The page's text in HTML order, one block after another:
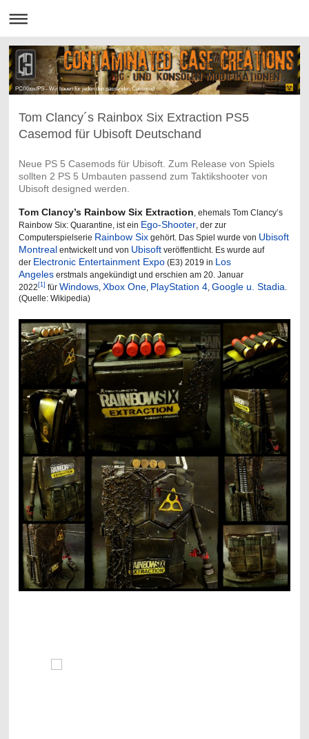
PC/Xbox/PS - Wir bauen für jeden den passenden Casemod
Tom Clancy´s Rainbox Six Extraction PS5
Casemod für Ubisoft Deutschand
Neue PS 5 Casemods für Ubisoft. Zum Release von Spiels
sollten 2 PS 5 Umbauten passend zum Taktikshooter von
Ubisoft designed werden.
Tom Clancy’s Rainbow Six Extraction, ehemals Tom Clancy’s
Rainbow Six: Quarantine, ist ein Ego-Shooter, der zur
Computerspielserie Rainbow Sixgehört. Das Spiel wurde von Ubisoft
Montreal entwickelt und von Ubisoftveröffentlicht. Es wurde auf
der Electronic Entertainment Expo(E3) 2019 in Los
Angeleserstmals angekündigt und erschien am 20. Januar
2022 [1] für Windows, Xbox One, PlayStation 4, Google u. Stadia.
(Quelle: Wikipedia)